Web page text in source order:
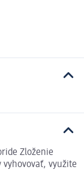
Zloženie
vyhovovať, využite